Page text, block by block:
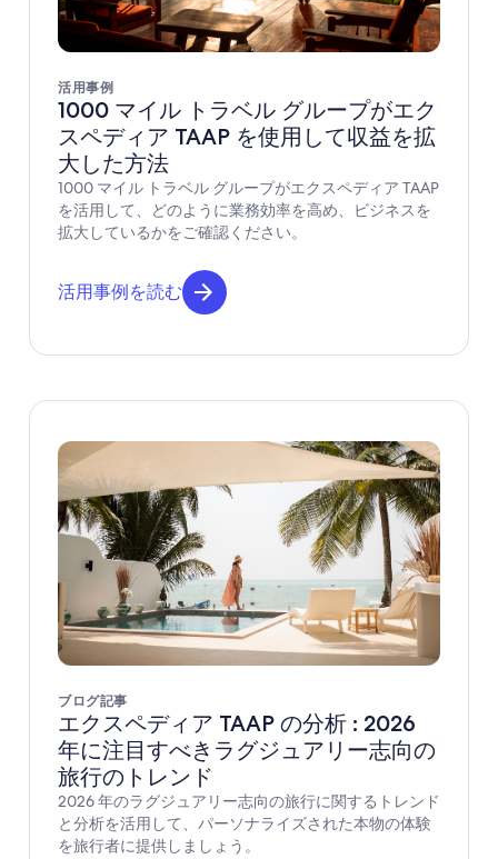
活用事例
1000 マイル トラベル グループがエク
スペディア TAAP を使用して収益を拡
大した方法
1000 マイル トラベル グループがエクスペディア TAAP
を活用して、どのように業務効率を高め、ビジネスを
拡大しているかをご確認ください。
活用事例を読む
ブログ記事
エクスペディア TAAP の分析 : 2026
年に注目すべきラグジュアリー志向の
旅行のトレンド
2026 年のラグジュアリー志向の旅行に関するトレンド
と分析を活用して、パーソナライズされた本物の体験
を旅行者に提供しましょう。